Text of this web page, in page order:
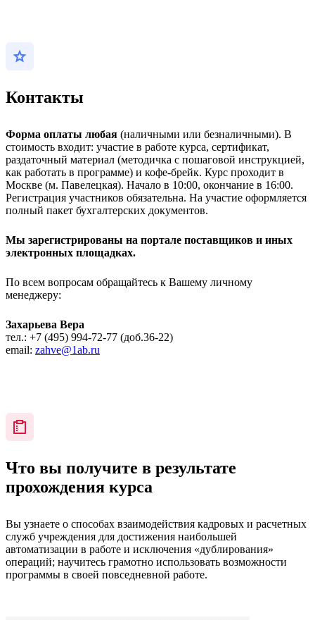
Контакты
Форма оплаты любая (наличными или безналичными). В
стоимость входит: участие в работе курса, сертификат,
раздаточный материал (методичка с пошаговой инструкцией,
как работать в программе) и кофе-брейк. Курс проходит в
Москве (м. Павелецкая). Начало в 10:00, окончание в 16:00.
Регистрация участников обязательна. На участие оформляется
полный пакет бухгалтерских документов.
Мы зарегистрированы на портале поставщиков и иных
электронных площадках.
По всем вопросам обращайтесь к Вашему личному
менеджеру:
Захарьева Вера
тел.: +7 (495) 994-72-77 (доб.36-22)
email: zahve@1ab.ru
Что вы получите в результате
прохождения курса
Вы узнаете о способах взаимодействия кадровых и расчетных
служб учреждения для достижения наибольшей
автоматизации в работе и исключения «дублирования»
операций; научитесь грамотно использовать возможности
программы в своей повседневной работе.